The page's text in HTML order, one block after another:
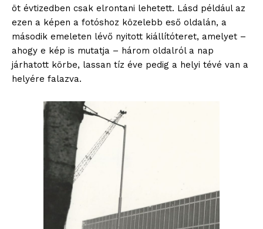
öt évtizedben csak elrontani lehetett. Lásd például az
ezen a képen a fotóshoz közelebb eső oldalán, a
második emeleten lévő nyitott kiállítóteret, amelyet –
ahogy e kép is mutatja – három oldalról a nap
járhatott körbe, lassan tíz éve pedig a helyi tévé van a
helyére falazva.